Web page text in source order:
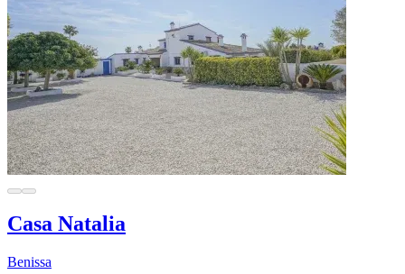
Casa Natalia
Benissa